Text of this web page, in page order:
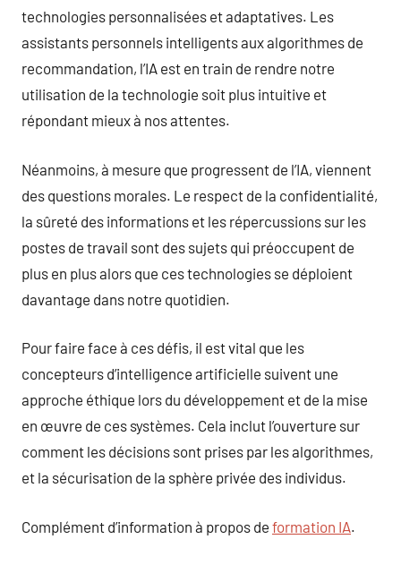
technologies personnalisées et adaptatives. Les
assistants personnels intelligents aux algorithmes de
recommandation, l’IA est en train de rendre notre
utilisation de la technologie soit plus intuitive et
répondant mieux à nos attentes.
Néanmoins, à mesure que progressent de l’IA, viennent
des questions morales. Le respect de la confidentialité,
la sûreté des informations et les répercussions sur les
postes de travail sont des sujets qui préoccupent de
plus en plus alors que ces technologies se déploient
davantage dans notre quotidien.
Pour faire face à ces défis, il est vital que les
concepteurs d’intelligence artificielle suivent une
approche éthique lors du développement et de la mise
en œuvre de ces systèmes. Cela inclut l’ouverture sur
comment les décisions sont prises par les algorithmes,
et la sécurisation de la sphère privée des individus.
Complément d’information à propos de formation IA.